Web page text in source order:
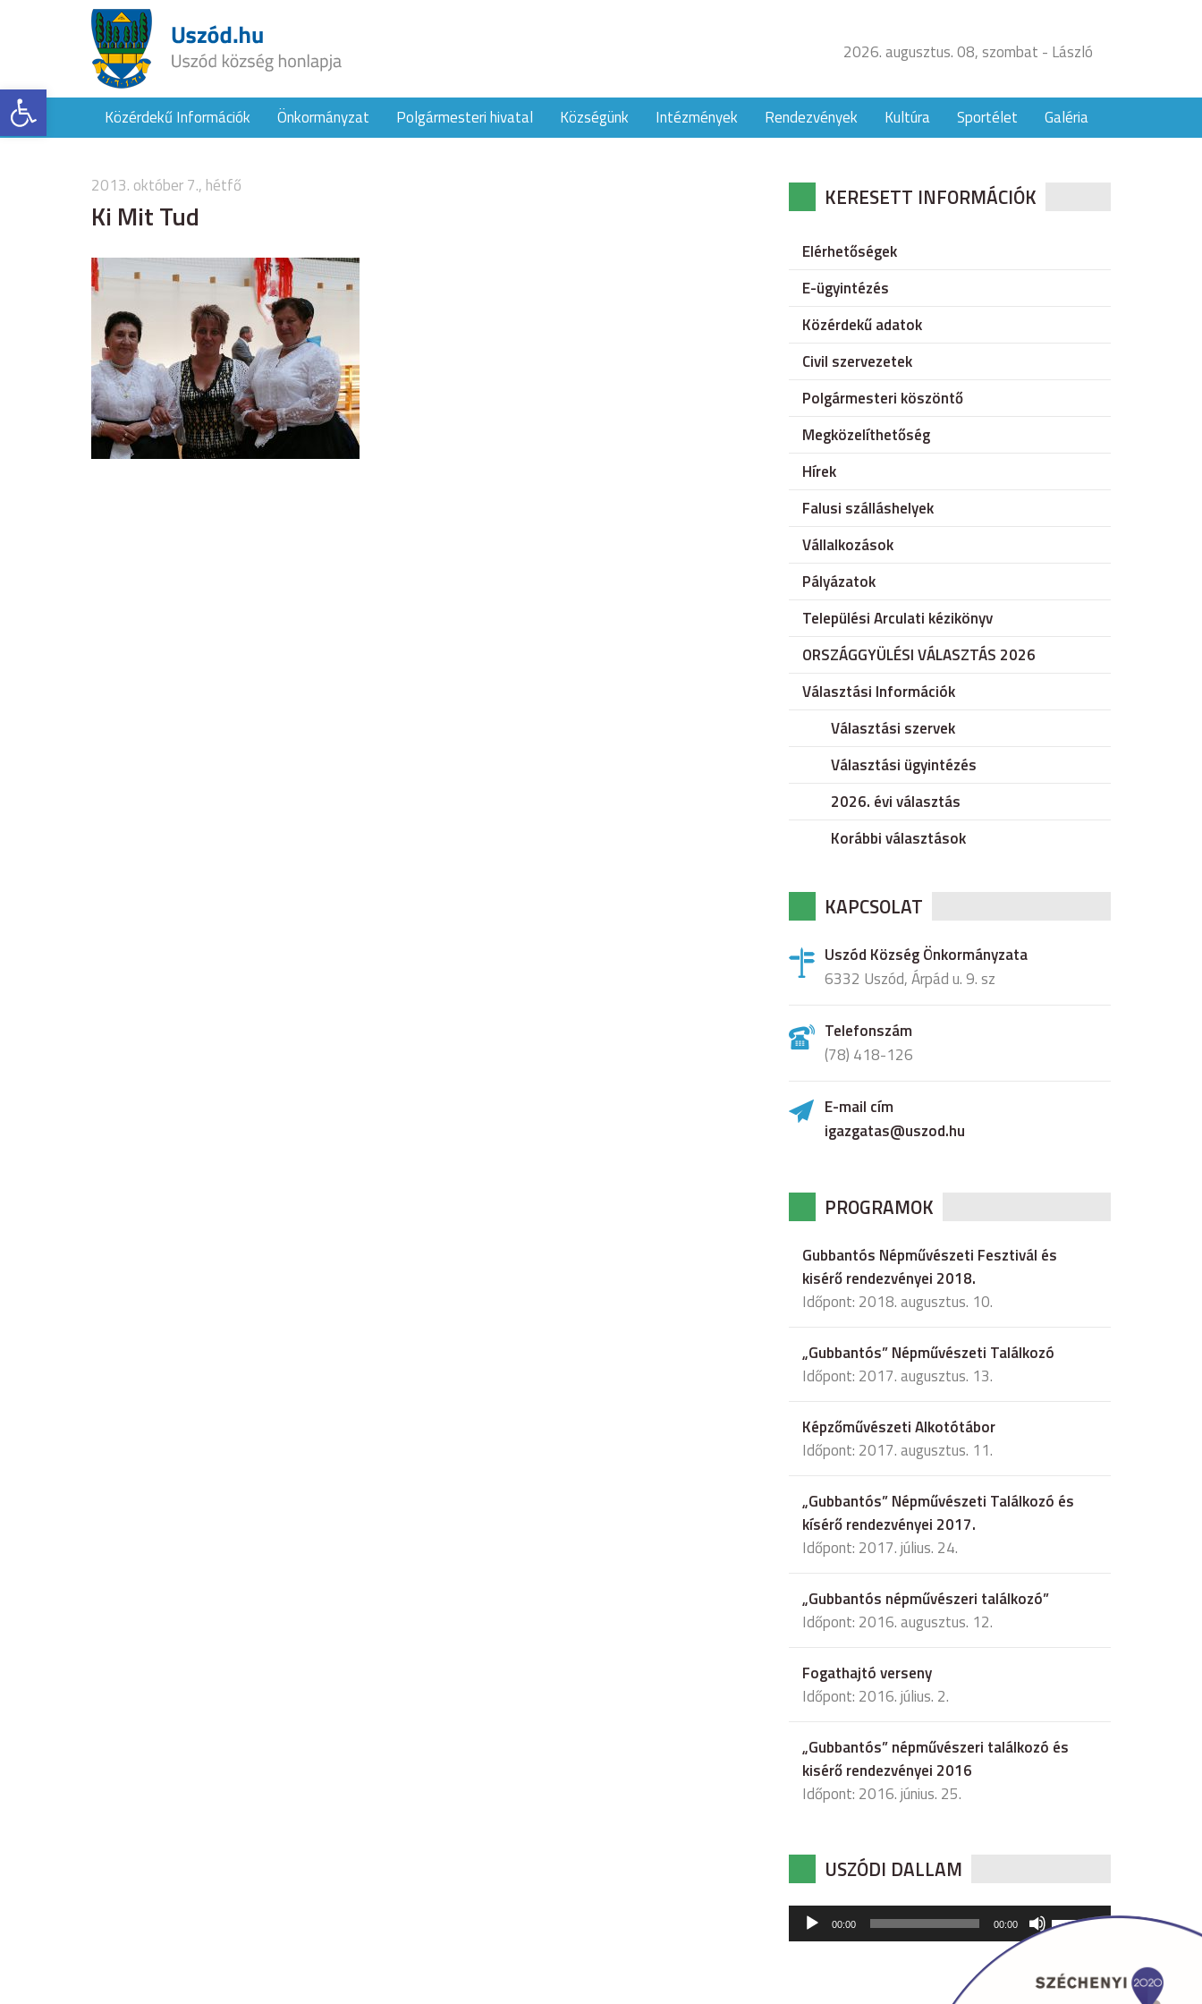
Eszköztár megnyitása
2026. augusztus. 08, szombat - László
Közérdekű Információk Önkormányzat Polgármesteri hivatal Községünk Intézmények Rendezvények Kultúra Sportélet Galéria
2013. október 7., hétfő
Ki Mit Tud KERESETT INFORMÁCIÓK
Elérhetőségek
E-ügyintézés
Közérdekű adatok
Civil szervezetek
Polgármesteri köszöntő
Megközelíthetőség
Hírek
Falusi szálláshelyek
Vállalkozások
Pályázatok
Települési Arculati kézikönyv
ORSZÁGGYÜLÉSI VÁLASZTÁS 2026
Választási Információk
Választási szervek
Választási ügyintézés
2026. évi választás
Korábbi választások
KAPCSOLAT
Uszód Község Önkormányzata
6332 Uszód, Árpád u. 9. sz
Telefonszám
(78) 418-126
E-mail cím
igazgatas@uszod.hu
PROGRAMOK
Gubbantós Népművészeti Fesztivál és
kisérő rendezvényei 2018.
Időpont: 2018. augusztus. 10.
„Gubbantós” Népművészeti Találkozó
Időpont: 2017. augusztus. 13.
Képzőművészeti Alkotótábor
Időpont: 2017. augusztus. 11.
„Gubbantós” Népművészeti Találkozó és
kísérő rendezvényei 2017.
Időpont: 2017. július. 24.
„Gubbantós népművészeri találkozó”
Időpont: 2016. augusztus. 12.
Fogathajtó verseny
Időpont: 2016. július. 2.
„Gubbantós” népművészeri találkozó és
kisérő rendezvényei 2016
Időpont: 2016. június. 25.
USZÓDI DALLAM
Audió
lejátszó
00:00 00:00
hangerő
csökkentéséhez